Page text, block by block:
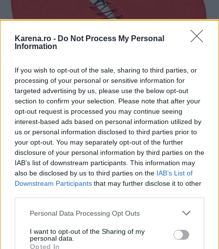
Karena.ro - Do Not Process My Personal
Information
If you wish to opt-out of the sale, sharing to third parties, or
processing of your personal or sensitive information for
targeted advertising by us, please use the below opt-out
section to confirm your selection. Please note that after your
opt-out request is processed you may continue seeing
interest-based ads based on personal information utilized by
us or personal information disclosed to third parties prior to
your opt-out. You may separately opt-out of the further
disclosure of your personal information by third parties on the
IAB’s list of downstream participants. This information may
also be disclosed by us to third parties on the IAB’s List of
Downstream Participants that may further disclose it to other
Please note that this website/app uses one or more Google
not limited to your visit or usage behaviour. You may click to
grant or deny consent to Google and its third-party tags to
Personal Data Processing Opt Outs
I want to opt-out of the Sharing of my
personal data.
Opted In
Varsator
Suferinta Varsatorului in iubire nu seamana cu a
niciunuia dintre celelalte 11 semne din zodiac. Fire
romantica, de artist, Varsatorul se inflacareaza in
amor mai ceva ca Racul si isi transforma persoana
iubita in obiect de adoratie. Este pe cel mai mare si
pufos nor, alaturi de cel sau cea de care s-a
indragostit, la fel cum sunt si sentimentele lui:
curate si inaltatoare. Numai ca, atunci cand este
parasit, Varsatorul va ramane pe viata cu cicatrici.
Dragostea pentru persoana din viata lui este atat